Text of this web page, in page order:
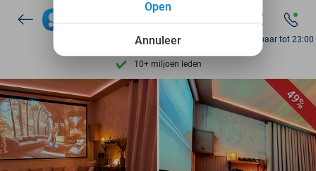
7 dagen per week beschikbaar
10+ miljoen leden
9,4 op basis van
Ontdek 15.000+ deals
7 dagen per week beschikbaar
10+ miljoen leden
Bereikbaar tot 23:00
49%
Annuleer
Open